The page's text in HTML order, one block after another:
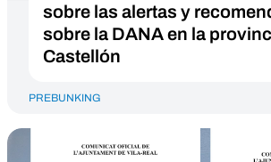
sobre las alertas y
sobre la DANA en la
Castellón
PREBUNKING